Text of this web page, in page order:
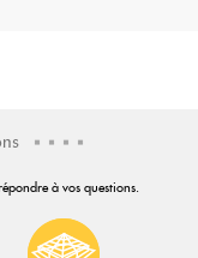
à vos questions.